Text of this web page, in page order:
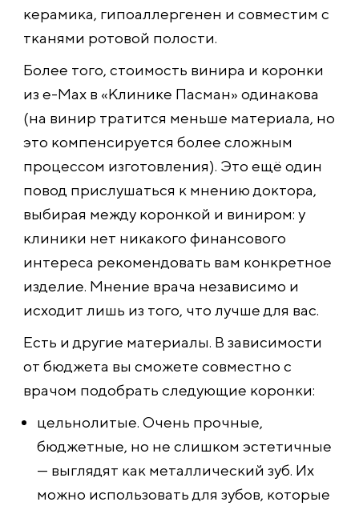
керамика, гипоаллергенен и совместим с
тканями ротовой полости.
Более того, стоимость винира и коронки
из e-Max в «Клинике Пасман» одинакова
(на винир тратится меньше материала, но
это компенсируется более сложным
процессом изготовления). Это ещё один
повод прислушаться к мнению доктора,
выбирая между коронкой и виниром: у
клиники нет никакого финансового
интереса рекомендовать вам конкретное
изделие. Мнение врача независимо и
исходит лишь из того, что лучше для вас.
Есть и другие материалы. В зависимости
от бюджета вы сможете совместно с
врачом подобрать следующие коронки:
цельнолитые. Очень прочные,
бюджетные, но не слишком эстетичные
— выглядят как металлический зуб. Их
можно использовать для зубов, которые